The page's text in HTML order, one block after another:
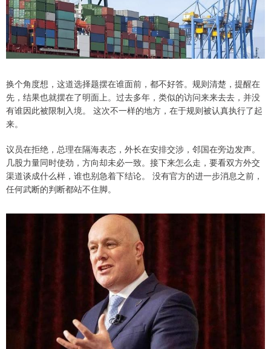
换个角度想，这道选择题摆在谁面前，都不好答。规则清楚，提醒在
先，结果也就摆在了明面上。过去多年，类似的访问来来去去，并没
有谁因此被限制入境。 这次不一样的地方，在于规则被认真执行了起
来。
议员在拒绝，总理在隔海表态，外长在安排交涉，邻国在旁边发声。
几股力量同时使劲，方向却未必一致。接下来怎么走，要看双方外交
渠道谈成什么样，谁也别急着下结论。 没有官方的进一步消息之前，
任何武断的判断都站不住脚。